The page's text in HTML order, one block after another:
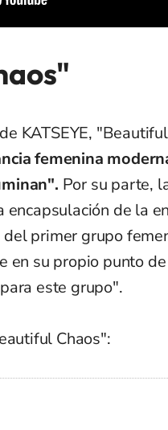
KATSEYE,
femenina
Por su parte,
encapsulación de la
primer grupo
en su propio punto
este grupo".
Chaos":